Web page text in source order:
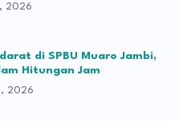
2026
di SPBU Muaro Jambi,
Hitungan Jam
2026